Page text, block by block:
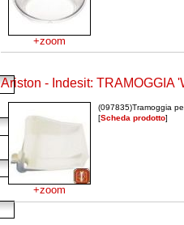
+zoom
Ariston - Indesit: TRAMOGGIA
+zoom
(097835)Tramoggia
[Scheda prodotto]